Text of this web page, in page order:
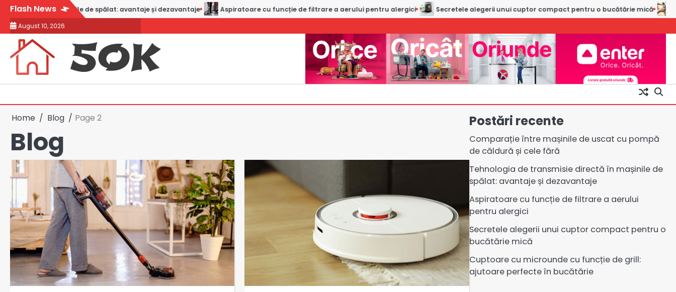
Skip
content
Flash News
avantaje și dezavantaje Aspiratoare cu funcție de filtrare a aerului pentru alergici Secretele alegerii unui cuptor compact pentru o bucătărie mică Cuptoare cu microunde cu
August 10, 2026
Home Blog Page 2
Blog
Postări recente
Comparație între mașinile de uscat cu pompă
de căldură și cele fără
Tehnologia de transmisie directă în mașinile de
spălat: avantaje și dezavantaje
Aspiratoare cu funcție de filtrare a aerului
pentru alergici
Secretele alegerii unui cuptor compact pentru o
bucătărie mică
Cuptoare cu microunde cu funcție de grill:
ajutoare perfecte în bucătărie